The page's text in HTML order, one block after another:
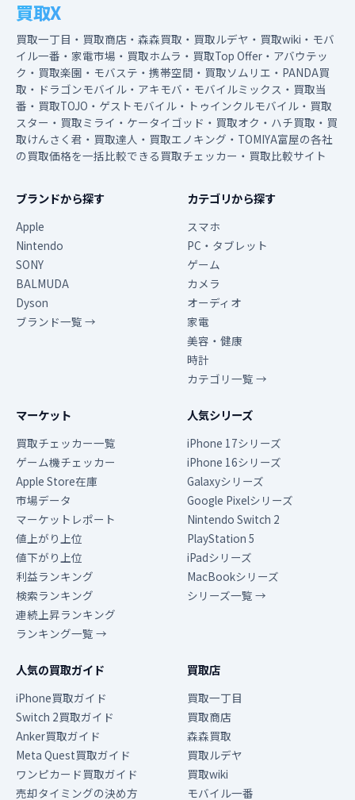
買取X
買取一丁目・買取商店・森森買取・買取ルデヤ・買取wiki・モバ
イル一番・家電市場・買取ホムラ・買取Top Offer・アバウテッ
ク・買取楽園・モバステ・携帯空間・買取ソムリエ・PANDA買
取・ドラゴンモバイル・アキモバ・モバイルミックス・買取当
番・買取TOJO・ゲストモバイル・トゥインクルモバイル・買取
スター・買取ミライ・ケータイゴッド・買取オク・ハチ買取・買
取けんさく君・買取達人・買取エノキング・TOMIYA富屋の各社
の買取価格を一括比較できる買取チェッカー・買取比較サイト
ブランドから探す
Apple
Nintendo
SONY
BALMUDA
Dyson
ブランド一覧 →
カテゴリから探す
スマホ
PC・タブレット
ゲーム
カメラ
オーディオ
家電
美容・健康
時計
カテゴリ一覧 →
マーケット
買取チェッカー一覧
ゲーム機チェッカー
Apple Store在庫
市場データ
マーケットレポート
値上がり上位
値下がり上位
利益ランキング
検索ランキング
連続上昇ランキング
ランキング一覧 →
人気シリーズ
iPhone 17シリーズ
iPhone 16シリーズ
Galaxyシリーズ
Google Pixelシリーズ
Nintendo Switch 2
PlayStation 5
iPadシリーズ
MacBookシリーズ
シリーズ一覧 →
人気の買取ガイド
iPhone買取ガイド
Switch 2買取ガイド
Anker買取ガイド
Meta Quest買取ガイド
ワンピカード買取ガイド
売却タイミングの決め方
買取店
買取一丁目
買取商店
森森買取
買取ルデヤ
買取wiki
モバイル一番